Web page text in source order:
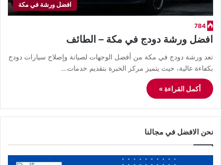
افضل ورشة في مكة
784
افضل ورشة دودج في مكة – الطائف
تعد ورشة دودج في مكة من أفضل الوجهات لصيانة وإصلاح سيارات دودج
بكفاءة عالية، حيث يتميز مركز الخبرة بتقديم خدمات…
أكمل القراءة »
نحن الافضل في مجالنا